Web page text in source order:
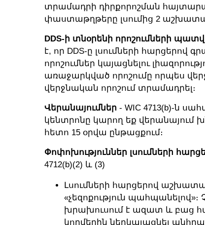
տրամադրի դիրքորոշման
փաստաթղթերը լսումից 2
DDS-ի տնօրենի որոշումների
է, որ DDS-ը լսումների հարցերով
որոշումներ կայացնելու
առաջարկված որոշումը որպես
վերջնական որոշում տրամադրել։
Վերանայումներ - WIC 4713(b)-ն
կենտրոնը կարող եք վերանայում
հետո 15 օրվա ընթացքում։
Փոփոխություններ լսումների
4712(b)(2) և (3)
Լսումների հարցերով
«չեզոքություն
խրախուսում է ազատ և բաց
կողմերին ներկայացնել